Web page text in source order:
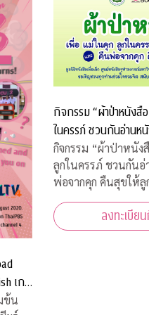
เกม
ท่าน
ข้น
กิจกรรม “ผ้าป่าหนังสื
ในครรภ์ ชวนกันอ่านห
คุก คืนสุขให้ลูกที่บ้าน
กิจกรรม “ผ้าป่าหนัง
ลูกในครรภ์ ชวนกัน
พ่อจากคุก คืนสุขให้
ลงทะเบีย